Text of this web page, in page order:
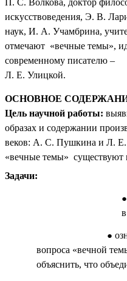
П. С. Волкова, доктор
искусствоведения, Э. В.
наук, И. А. Учамбрина,
отмечают «вечные темы»,
современному писателю –
Л. Е. Улицкой.
ОСНОВНОЕ
Цель научной работы:
образах и содержании
веков: А. С. Пушкина и Л. Е.
«вечные темы» существуют
Задачи:
вопроса «вечной
объяснить, что